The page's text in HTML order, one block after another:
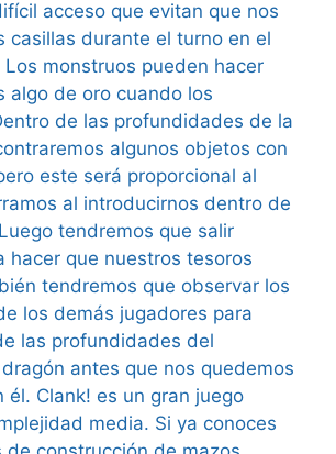
acceso que evitan que nos
casillas durante el turno en el
monstruos pueden hacer
algo de oro cuando los
de las profundidades de la
algunos objetos con
este será proporcional al
al introducirnos dentro de
tendremos que salir
hacer que nuestros tesoros
tendremos que observar los
los demás jugadores para
las profundidades del
antes que nos quedemos
él. Clank! es un gran juego
media. Si ya conoces